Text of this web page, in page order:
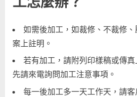
如需後加工，如裁修、不裁修
案上註明。
若有加工，請附列印樣稿或傳
先請來電詢問加工注意事項。
每一後加工多一天工作天，請